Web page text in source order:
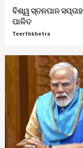
ବିଶ୍ୱ ସ୍ତନପାନ ସପ୍ତାହ
ପାଳିତ
Teerthkhetra